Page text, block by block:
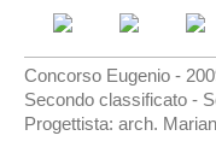
Concorso Eugenio -
Secondo classificato -
Progettista: arch.